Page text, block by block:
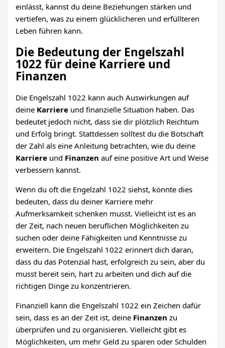
einlässt, kannst du deine Beziehungen stärken und
vertiefen, was zu einem glücklicheren und erfüllteren
Leben führen kann.
Die Bedeutung der Engelszahl
1022 für deine Karriere und
Finanzen
Die Engelszahl 1022 kann auch Auswirkungen auf
deine Karriere und finanzielle Situation haben. Das
bedeutet jedoch nicht, dass sie dir plötzlich Reichtum
und Erfolg bringt. Stattdessen solltest du die Botschaft
der Zahl als eine Anleitung betrachten, wie du deine
Karriere und Finanzen auf eine positive Art und Weise
verbessern kannst.
Wenn du oft die Engelzahl 1022 siehst, könnte dies
bedeuten, dass du deiner Karriere mehr
Aufmerksamkeit schenken musst. Vielleicht ist es an
der Zeit, nach neuen beruflichen Möglichkeiten zu
suchen oder deine Fähigkeiten und Kenntnisse zu
erweitern. Die Engelszahl 1022 erinnert dich daran,
dass du das Potenzial hast, erfolgreich zu sein, aber du
musst bereit sein, hart zu arbeiten und dich auf die
richtigen Dinge zu konzentrieren.
Finanziell kann die Engelszahl 1022 ein Zeichen dafür
sein, dass es an der Zeit ist, deine Finanzen zu
überprüfen und zu organisieren. Vielleicht gibt es
Möglichkeiten, um mehr Geld zu sparen oder Schulden